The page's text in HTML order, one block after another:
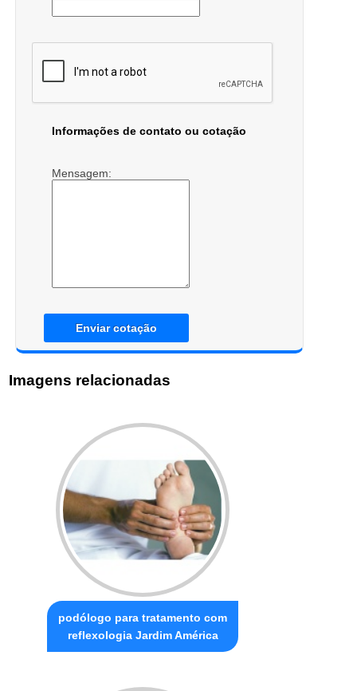
Informações de contato ou cotação
Mensagem:
Enviar cotação
Imagens relacionadas
podólogo para tratamento com
reflexologia Jardim América